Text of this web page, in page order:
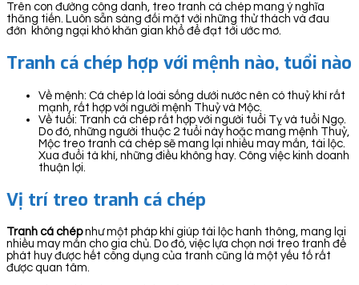
Trên con đường công danh, treo tranh cá chép mang ý nghĩa
thăng tiến. Luôn sẵn sàng đối mặt với những thử thách và đau
đớn không ngại khó khăn gian khổ để đạt tới ước mơ.
Tranh cá chép hợp với mệnh nào, tuổi nào
Về mệnh: Cá chép là loài sống dưới nước nên có thuỷ khí rất
mạnh, rất hợp với người mệnh Thuỷ và Mộc.
Về tuổi: Tranh cá chép rất hợp với người tuổi Tỵ và tuổi Ngọ.
Do đó, những người thuộc 2 tuổi này hoặc mang mệnh Thuỷ,
Mộc treo tranh cá chép sẽ mang lại nhiều may mắn, tài lộc.
Xua đuổi tà khí, những điều không hay. Công việc kinh doanh
thuận lợi.
Vị trí treo tranh cá chép
Tranh cá chépnhư một pháp khí giúp tài lộc hanh thông, mang lại
nhiều may mắn cho gia chủ. Do đó, việc lựa chọn nơi treo tranh để
phát huy được hết công dụng của tranh cũng là một yếu tố rất
được quan tâm.